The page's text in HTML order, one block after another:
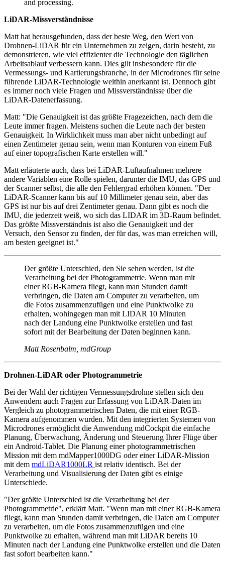
and processing.
LiDAR-Missverständnisse
Matt hat herausgefunden, dass der beste Weg, den Wert von
Drohnen-LiDAR für ein Unternehmen zu zeigen, darin besteht, zu
demonstrieren, wie viel effizienter die Technologie den täglichen
Arbeitsablauf verbessern kann. Dies gilt insbesondere für die
Vermessungs- und Kartierungsbranche, in der Microdrones für seine
führende LiDAR-Technologie weithin anerkannt ist. Dennoch gibt
es immer noch viele Fragen und Missverständnisse über die
LiDAR-Datenerfassung.
Matt: "Die Genauigkeit ist das größte Fragezeichen, nach dem die
Leute immer fragen. Meistens suchen die Leute nach der besten
Genauigkeit. In Wirklichkeit muss man aber nicht unbedingt auf
einen Zentimeter genau sein, wenn man Konturen von einem Fuß
auf einer topografischen Karte erstellen will."
Matt erläuterte auch, dass bei LiDAR-Luftaufnahmen mehrere
andere Variablen eine Rolle spielen, darunter die IMU, das GPS und
der Scanner selbst, die alle den Fehlergrad erhöhen können. "Der
LiDAR-Scanner kann bis auf 10 Millimeter genau sein, aber das
GPS ist nur bis auf drei Zentimeter genau. Dann gibt es noch die
IMU, die jederzeit weiß, wo sich das LIDAR im 3D-Raum befindet.
Das größte Missverständnis ist also die Genauigkeit und der
Versuch, den Sensor zu finden, der für das, was man erreichen will,
am besten geeignet ist."
Der größte Unterschied, den Sie sehen werden, ist die
Verarbeitung bei der Photogrammetrie. Wenn man mit
einer RGB-Kamera fliegt, kann man Stunden damit
verbringen, die Daten am Computer zu verarbeiten, um
die Fotos zusammenzufügen und eine Punktwolke zu
erhalten, wohingegen man mit LIDAR 10 Minuten
nach der Landung eine Punktwolke erstellen und fast
sofort mit der Bearbeitung der Daten beginnen kann.
Matt Rosenbalm, mdGroup
Drohnen-LiDAR oder Photogrammetrie
Bei der Wahl der richtigen Vermessungsdrohne stellen sich den
Anwendern auch Fragen zur Erfassung von LiDAR-Daten im
Vergleich zu photogrammetrischen Daten, die mit einer RGB-
Kamera aufgenommen wurden. Mit den integrierten Systemen von
Microdrones ermöglicht die Anwendung mdCockpit die einfache
Planung, Überwachung, Änderung und Steuerung Ihrer Flüge über
ein Android-Tablet. Die Planung einer photogrammetrischen
Mission mit dem mdMapper1000DG oder einer LiDAR-Mission
mit dem mdLiDAR1000LR ist relativ identisch. Bei der
Verarbeitung und Visualisierung der Daten gibt es einige
Unterschiede.
"Der größte Unterschied ist die Verarbeitung bei der
Photogrammetrie", erklärt Matt. "Wenn man mit einer RGB-Kamera
fliegt, kann man Stunden damit verbringen, die Daten am Computer
zu verarbeiten, um die Fotos zusammenzufügen und eine
Punktwolke zu erhalten, während man mit LiDAR bereits 10
Minuten nach der Landung eine Punktwolke erstellen und die Daten
fast sofort bearbeiten kann."